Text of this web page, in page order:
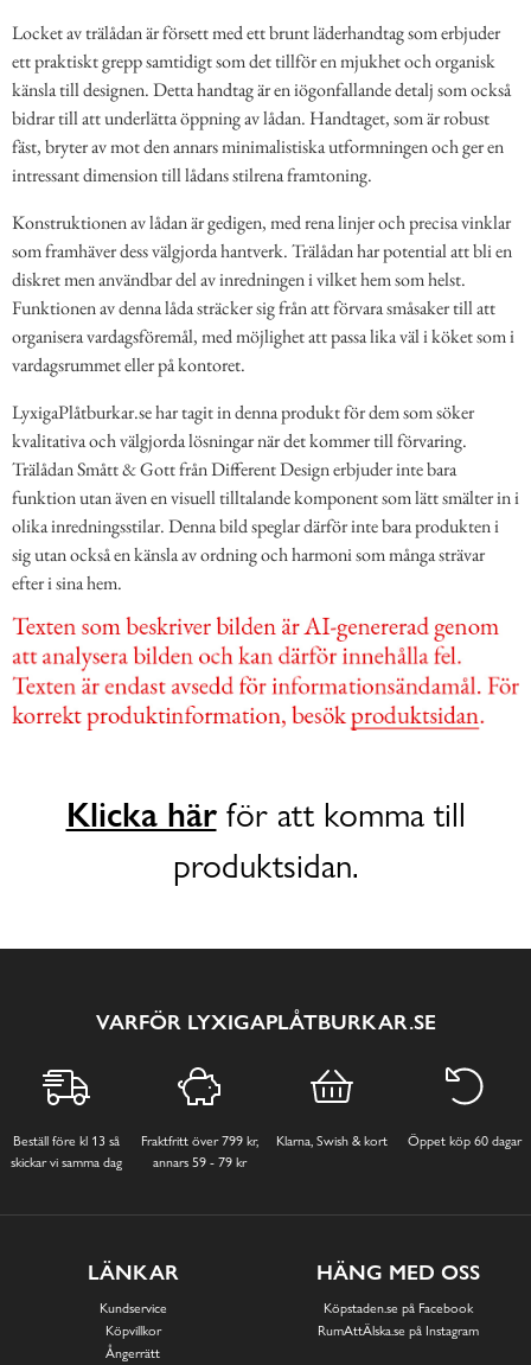
Locket av trälådan är försett med ett brunt läderhandtag som erbjuder
ett praktiskt grepp samtidigt som det tillför en mjukhet och organisk
känsla till designen. Detta handtag är en iögonfallande detalj som också
bidrar till att underlätta öppning av lådan. Handtaget, som är robust
fäst, bryter av mot den annars minimalistiska utformningen och ger en
intressant dimension till lådans stilrena framtoning.
Konstruktionen av lådan är gedigen, med rena linjer och precisa vinklar
som framhäver dess välgjorda hantverk. Trälådan har potential att bli en
diskret men användbar del av inredningen i vilket hem som helst.
Funktionen av denna låda sträcker sig från att förvara småsaker till att
organisera vardagsföremål, med möjlighet att passa lika väl i köket som i
vardagsrummet eller på kontoret.
LyxigaPlåtburkar.se har tagit in denna produkt för dem som söker
kvalitativa och välgjorda lösningar när det kommer till förvaring.
Trälådan Smått & Gott från Different Design erbjuder inte bara
funktion utan även en visuell tilltalande komponent som lätt smälter in i
olika inredningsstilar. Denna bild speglar därför inte bara produkten i
sig utan också en känsla av ordning och harmoni som många strävar
efter i sina hem.
Klicka härför att komma till
produktsidan.
VARFÖR LYXIGAPLÅTBURKAR.SE
Beställ före kl 13 så
skickar vi samma dag
Fraktfritt över 799 kr,
annars 59 - 79 kr
Klarna, Swish & kort Öppet köp 60 dagar
LÄNKAR
Kundservice
Köpvillkor
Ångerrätt
HÄNG MED OSS
Köpstaden.se på Facebook
RumAttÄlska.se på Instagram